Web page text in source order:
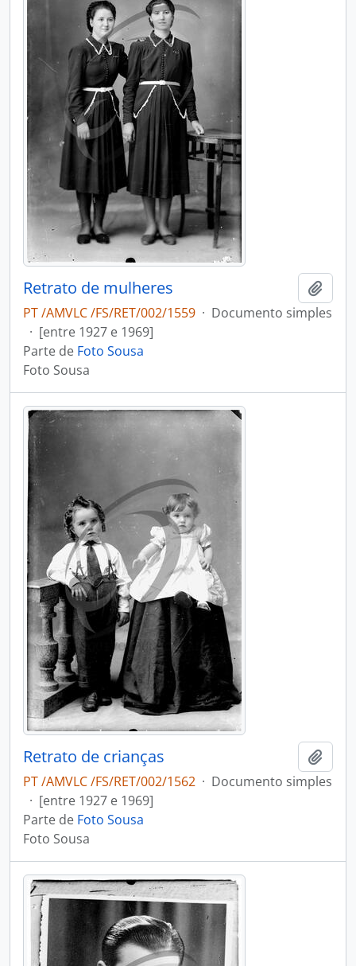
Retrato de mulheres
PT /AMVLC /FS/RET/002/1559 · Documento simples
· [entre 1927 e 1969]
Parte de Foto Sousa
Foto Sousa
Retrato de crianças
PT /AMVLC /FS/RET/002/1562 · Documento simples
· [entre 1927 e 1969]
Parte de Foto Sousa
Foto Sousa